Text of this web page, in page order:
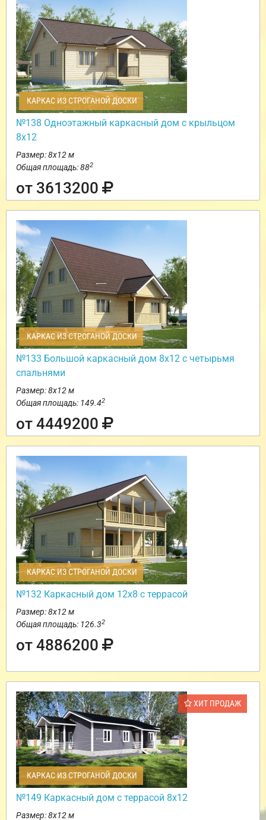
КАРКАС ИЗ СТРОГАНОЙ ДОСКИ
№138 Одноэтажный каркасный дом с крыльцом
8х12
Размер: 8х12 м
Общая площадь: 882
от 3613200
КАРКАС ИЗ СТРОГАНОЙ ДОСКИ
№133 Большой каркасный дом 8х12 с четырьмя
спальнями
Размер: 8х12 м
Общая площадь: 149.42
от 4449200
КАРКАС ИЗ СТРОГАНОЙ ДОСКИ
№132 Каркасный дом 12х8 с террасой
Размер: 8х12 м
Общая площадь: 126.32
от 4886200
ХИТ ПРОДАЖ
КАРКАС ИЗ СТРОГАНОЙ ДОСКИ
№149 Каркасный дом с террасой 8х12
Размер: 8х12 м